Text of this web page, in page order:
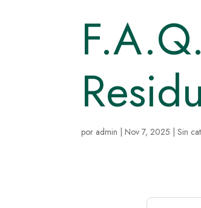
por admin |Nov 7, 2025 |Sin